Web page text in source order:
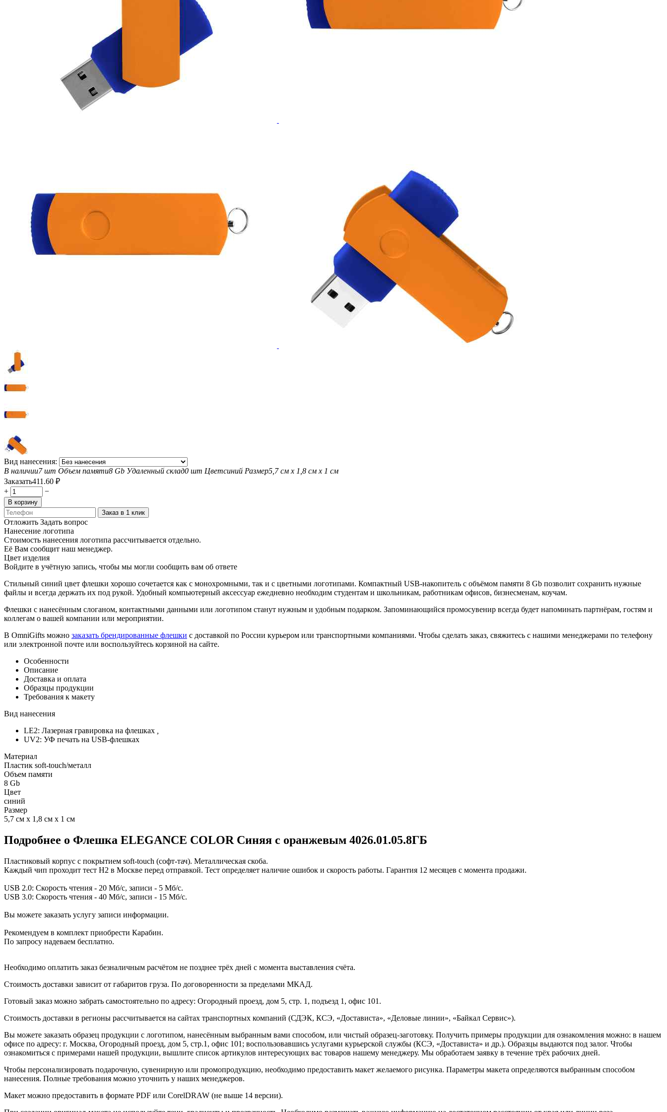
Вид нанесения:
В наличии7 шт Объем памяти8 Gb Удаленный склад0 шт Цветсиний Размер5,7 см х 1,8 см х 1 см
Заказать411.60 ₽
+
−
В корзину
Заказ в 1 клик
Отложить Задать вопрос
Нанесение логотипа
Стоимость нанесения логотипа рассчитывается отдельно.
Её Вам сообщит наш менеджер.
Цвет изделия
Войдите в учётную запись, чтобы мы могли сообщить вам об ответе
Стильный синий цвет флешки хорошо сочетается как с монохромными, так и с цветными логотипами. Компактный USB-накопитель с объёмом памяти 8 Gb позволит сохранить нужные
файлы и всегда держать их под рукой. Удобный компьютерный аксессуар ежедневно необходим студентам и школьникам, работникам офисов, бизнесменам, коучам.
Флешки с нанесённым слоганом, контактными данными или логотипом станут нужным и удобным подарком. Запоминающийся промосувенир всегда будет напоминать партнёрам, гостям и
коллегам о вашей компании или мероприятии.
В OmniGifts можно заказать брендированные флешки с доставкой по России курьером или транспортными компаниями. Чтобы сделать заказ, свяжитесь с нашими менеджерами по телефону
или электронной почте или воспользуйтесь корзиной на сайте.
Особенности
Описание
Доставка и оплата
Образцы продукции
Требования к макету
Вид нанесения
LE2: Лазерная гравировка на флешках
UV2: УФ печать на USB-флешках
Материал
Пластик soft-touch/металл
Объем памяти
8 Gb
Цвет
синий
Размер
5,7 см х 1,8 см х 1 см
Подробнее о Флешка ELEGANCE COLOR Синяя с оранжевым 4026.01.05.8ГБ
Пластиковый корпус с покрытием soft-touch (софт-тач). Металлическая скоба.
Каждый чип проходит тест H2 в Москве перед отправкой. Тест определяет наличие ошибок и скорость работы. Гарантия 12 месяцев с момента продажи.
USB 2.0: Скорость чтения - 20 Мб/с, записи - 5 Мб/с.
USB 3.0: Скорость чтения - 40 Мб/с, записи - 15 Мб/с.
Вы можете заказать услугу записи информации.
Рекомендуем в комплект приобрести Карабин.
По запросу надеваем бесплатно.
Необходимо оплатить заказ безналичным расчётом не позднее трёх дней с момента выставления счёта.
Стоимость доставки зависит от габаритов груза. По договоренности за пределами МКАД.
Готовый заказ можно забрать самостоятельно по адресу: Огородный проезд, дом 5, стр. 1, подъезд 1, офис 101.
Стоимость доставки в регионы рассчитывается на сайтах транспортных компаний (СДЭК, КСЭ, «Достависта», «Деловые линии», «Байкал Сервис»).
Вы можете заказать образец продукции с логотипом, нанесённым выбранным вами способом, или чистый образец-заготовку. Получить примеры продукции для ознакомления можно: в нашем
офисе по адресу: г. Москва, Огородный проезд, дом 5, стр.1, офис 101; воспользовавшись услугами курьерской службы (КСЭ, «Достависта» и др.). Образцы выдаются под залог. Чтобы
ознакомиться с примерами нашей продукции, вышлите список артикулов интересующих вас товаров нашему менеджеру. Мы обработаем заявку в течение трёх рабочих дней.
Чтобы персонализировать подарочную, сувенирную или промопродукцию, необходимо предоставить макет желаемого рисунка. Параметры макета определяются выбранным способом
нанесения. Полные требования можно уточнить у наших менеджеров.
Макет можно предоставить в формате PDF или CorelDRAW (не выше 14 версии).